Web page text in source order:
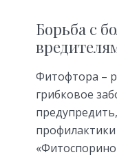
Борьба с
Фитофтора –
грибковое